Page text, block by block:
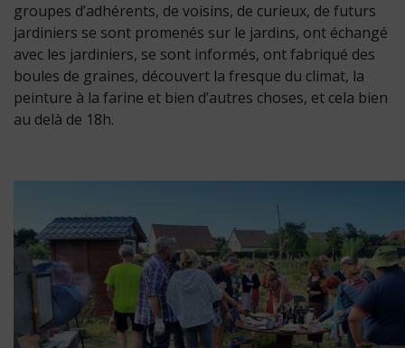
groupes d’adhérents, de voisins, de curieux, de futurs
jardiniers se sont promenés sur le jardins, ont échangé
avec les jardiniers, se sont informés, ont fabriqué des
boules de graines, découvert la fresque du climat, la
peinture à la farine et bien d’autres choses, et cela bien
au delà de 18h.